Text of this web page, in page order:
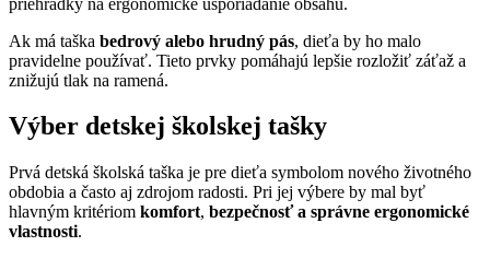
Ak má taška bedrový alebo hrudný pás, dieťa by ho malo
pravidelne používať. Tieto prvky pomáhajú lepšie rozložiť záťaž a
znižujú tlak na ramená.
Výber detskej školskej tašky
Prvá detská školská taška je pre dieťa symbolom nového životného
obdobia a často aj zdrojom radosti. Pri jej výbere by mal byť
hlavným kritériom komfort, bezpečnosť a správne ergonomické
vlastnosti.